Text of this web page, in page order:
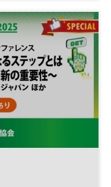
ー 事業戦略
参加無料